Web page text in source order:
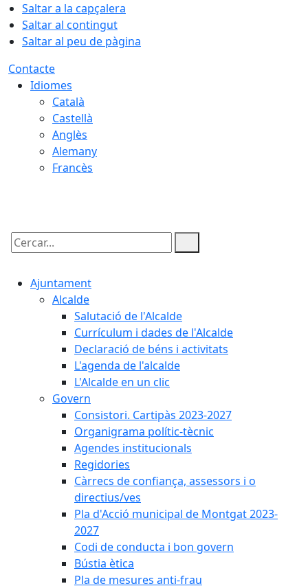
Saltar a la capçalera
Saltar al contingut
Saltar al peu de pàgina
Contacte
Idiomes
Català
Castellà
Anglès
Alemany
Francès
Cercar:
Ajuntament
Alcalde
Salutació de l'Alcalde
Currículum i dades de l'Alcalde
Declaració de béns i activitats
L'agenda de l'alcalde
L'Alcalde en un clic
Govern
Consistori. Cartipàs 2023-2027
Organigrama polític-tècnic
Agendes institucionals
Regidories
Càrrecs de confiança, assessors i o
directius/ves
Pla d'Acció municipal de Montgat 2023-
2027
Codi de conducta i bon govern
Bústia ètica
Pla de mesures anti-frau